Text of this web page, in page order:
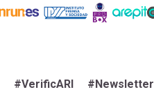
#VerificARI #Newsletter